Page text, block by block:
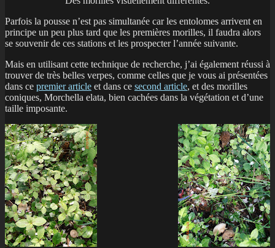
Parfois la pousse n’est pas simultanée car les entolomes arrivent en
principe un peu plus tard que les premières morilles, il faudra alors
se souvenir de ces stations et les prospecter l’année suivante.
Mais en utilisant cette technique de recherche, j’ai également réussi à
trouver de très belles verpes, comme celles que je vous ai présentées
dans ce premier article et dans ce second article, et des morilles
coniques, Morchella elata, bien cachées dans la végétation et d’une
taille imposante.